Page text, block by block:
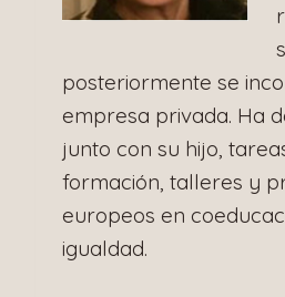
posteriormente se
empresa privada. Ha
junto con su hijo,
formación, talleres y
europeos en
igualdad.